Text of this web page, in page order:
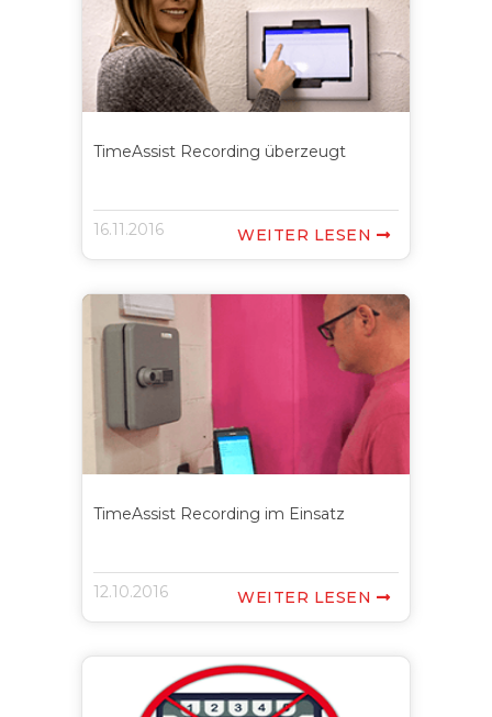
TimeAssist Recording überzeugt
16.11.2016 WEITER LESEN 
TimeAssist Recording im Einsatz
12.10.2016 WEITER LESEN 